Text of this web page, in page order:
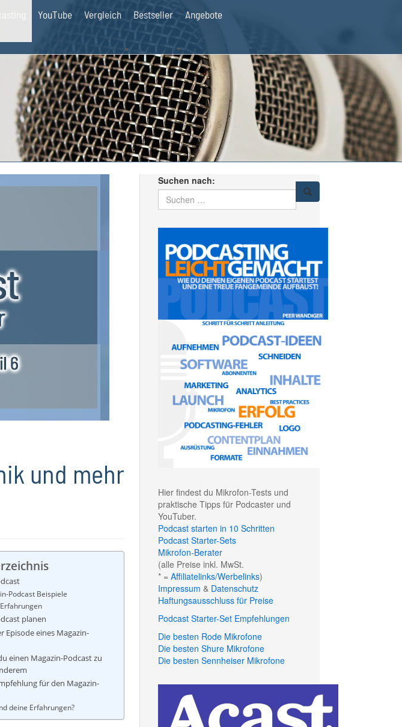
YouTube Vergleich Bestseller Angebote
und mehr
Podcast Beispiele
planen
Episode eines Magazin-
einen Magazin-Podcast zu
für den Magazin-
deine Erfahrungen?
Suchen nach:
Hier findest du Mikrofon-Tests und
praktische Tipps für Podcaster und
YouTuber.
Podcast starten in 10 Schritten
Podcast Starter-Sets
Mikrofon-Berater
(alle Preise inkl. MwSt.
* = Affiliatelinks/Werbelinks)
Impressum & Datenschutz
Haftungsausschluss für Preise
Podcast Starter-Set Empfehlungen
Die besten Rode Mikrofone
Die besten Shure Mikrofone
Die besten Sennheiser Mikrofone